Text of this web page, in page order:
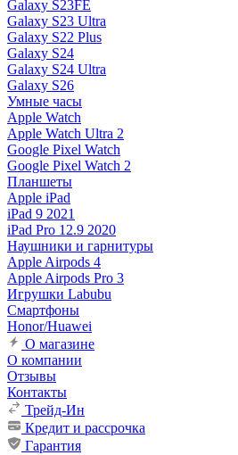
Galaxy S23FE
Galaxy S23 Ultra
Galaxy S22 Plus
Galaxy S24
Galaxy S24 Ultra
Galaxy S26
Умные часы
Apple Watch
Apple Watch Ultra 2
Google Pixel Watch
Google Pixel Watch 2
Планшеты
Apple iPad
iPad 9 2021
iPad Pro 12.9 2020
Наушники и гарнитуры
Apple Airpods 4
Apple Airpods Pro 3
Игрушки Labubu
Смартфоны
Honor/Huawei
О магазине
О компании
Отзывы
Контакты
Трейд-Ин
Кредит и рассрочка
Гарантия